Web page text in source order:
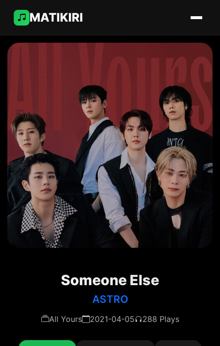
MATIKIRI
Someone Else
ASTRO
All Yours 2021-04-05 288 Plays